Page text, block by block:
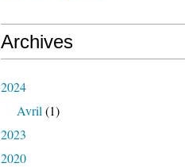
Archives
2024
Avril (1)
2023
2020